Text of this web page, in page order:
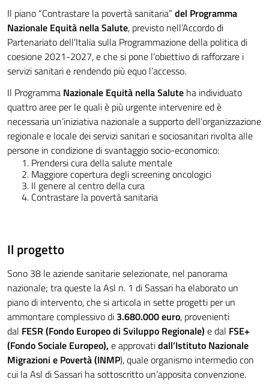
Il piano “Contrastare la povertà sanitaria” del Programma
Nazionale Equità nella Salute, previsto nell’Accordo di
Partenariato dell’Italia sulla Programmazione della politica di
coesione 2021-2027, e che si pone l’obiettivo di rafforzare i
servizi sanitari e rendendo più equo l’accesso.
Il Programma Nazionale Equità nella Salute ha individuato
quattro aree per le quali è più urgente intervenire ed è
necessaria un’iniziativa nazionale a supporto dell’organizzazione
regionale e locale dei servizi sanitari e sociosanitari rivolta alle
persone in condizione di svantaggio socio-economico:
Prendersi cura della salute mentale
Maggiore copertura degli screening oncologici
Il genere al centro della cura
Contrastare la povertà sanitaria
Il progetto
Sono 38 le aziende sanitarie selezionate, nel panorama
nazionale; tra queste la Asl n. 1 di Sassari ha elaborato un
piano di intervento, che si articola in sette progetti per un
ammontare complessivo di 3.680.000 euro, provenienti
dal FESR (Fondo Europeo di Sviluppo Regionale) e dal FSE+
(Fondo Sociale Europeo), e approvatidall’Istituto Nazionale
Migrazioni e Povertà (INMP), quale organismo intermedio con
cui la Asl di Sassari ha sottoscritto un’apposita convenzione.